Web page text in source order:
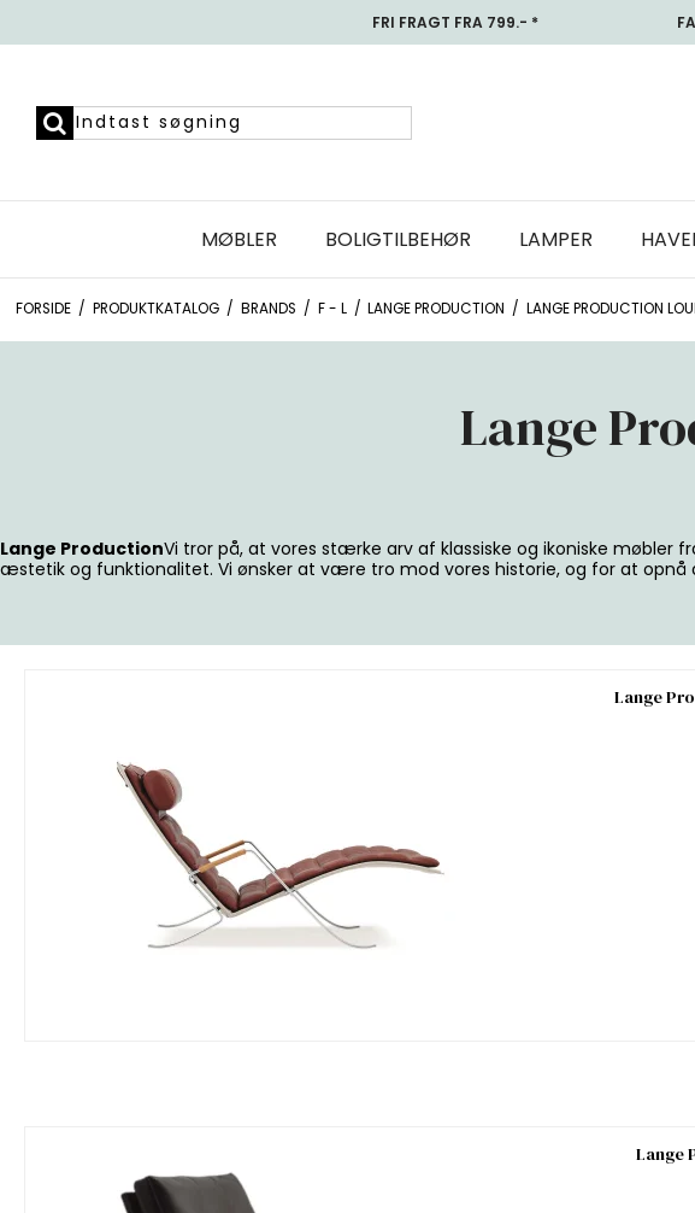
FRI FRAGT FRA 799.- *
MØBLER BOLIGTILBEHØR LAMPER
FORSIDE / PRODUKTKATALOG / BRANDS / F - L / LANGE PRODUCTION / LANGE PRODUCTION
Lange
Lange ProductionVi tror på, at vores stærke arv af klassiske og ikoniske møbler
æstetik og funktionalitet. Vi ønsker at være tro mod vores historie, og for at opnå
Lange
Lange